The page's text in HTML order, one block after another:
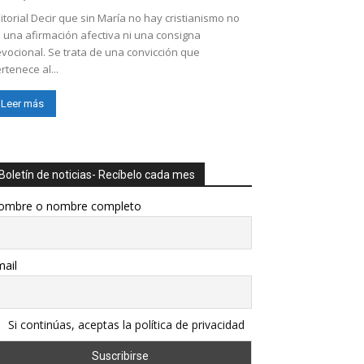
Decir que sin María no hay cristianismo no
una afirmación afectiva ni una consigna
Se trata de una convicción que
al...
Leer más
de noticias- Recíbelo cada mes
o nombre completo
Si continúas, aceptas la política de privacidad